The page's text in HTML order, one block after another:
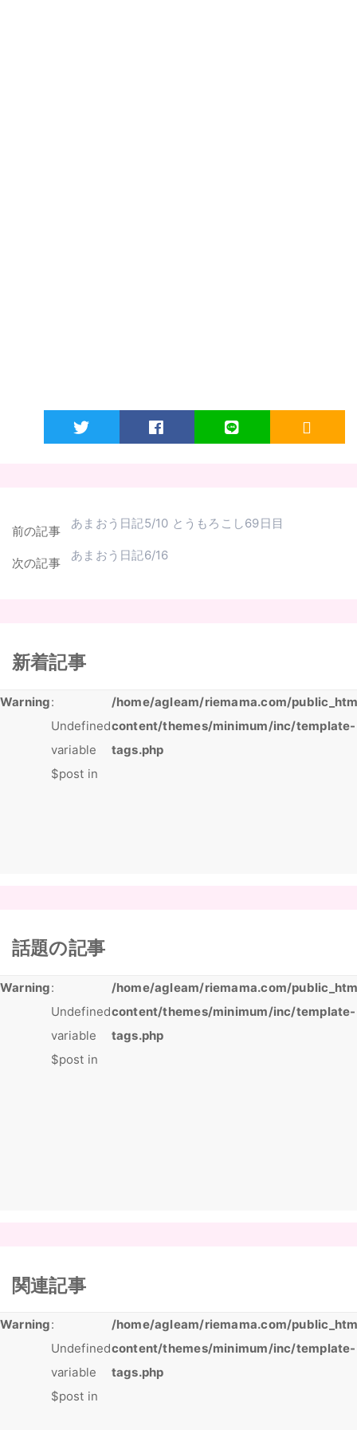
Facebook
前の記事
あまおう日記5/10 とうもろこし69日目
次の記事
あまおう日記6/16
新着記事
Warning:
Undefined
variable
$post in
/home/agleam/riemama.com/
content/themes/minimum/inc/template-
tags.php
話題の記事
Warning:
Undefined
variable
$post in
/home/agleam/riemama.com/
content/themes/minimum/inc/template-
tags.php
関連記事
Warning:
Undefined
variable
$post in
/home/agleam/riemama.com/
content/themes/minimum/inc/template-
tags.php